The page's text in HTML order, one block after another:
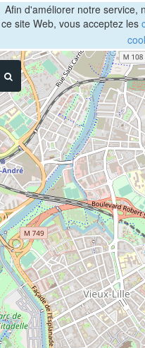
Afin d'améliorer notre service,
ce site Web, vous acceptez les